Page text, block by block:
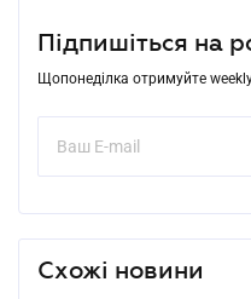
Підпишіться на
Щопонеділка отримуйте
Схожі новини